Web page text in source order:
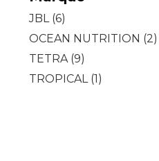
JBL (6)
OCEAN NUTRITION (2)
TETRA (9)
TROPICAL (1)